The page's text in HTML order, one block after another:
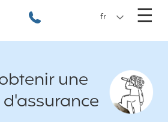
Voyages
+33 1 74 85 50 50
fr ☰
une